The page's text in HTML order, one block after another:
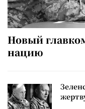
Новый
нацию